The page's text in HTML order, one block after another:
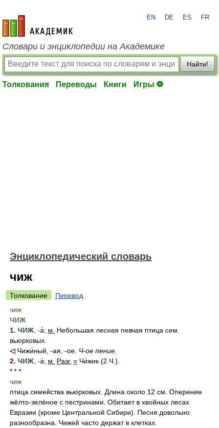
academic.ru
EN DE ES FR
Словари и энциклопедии на Академике
Найти!
Толкования Переводы Книги Игры ⚽
Энциклопедический словарь
чиж
Толкование
Перевод
чиж
ЧИЖ
1. ЧИЖ , -а́; м.
Небольшая лесная певчая птица сем.
вьюрковых.
◁Чижи́ный, -ая, -ое. Ч-ое пение.
2. ЧИЖ , -а́; м. Разг. = Чи́жик (2.Ч.).
* * *
чиж
птица семейства вьюрковых. Длина около 12 см. Оперение
жёлто-зелёное с пестринами. Обитает в хвойных лесах
Евразии (кроме Центральной Сибири). Песня довольно
разнообразна. Чижей часто держат в клетках.